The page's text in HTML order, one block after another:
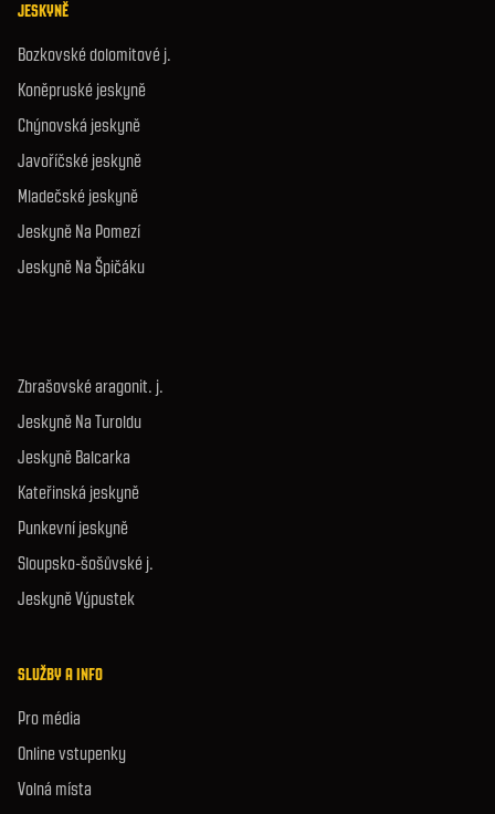
JESKYNĚ
Bozkovské dolomitové j.
Koněpruské jeskyně
Chýnovská jeskyně
Javoříčské jeskyně
Mladečské jeskyně
Jeskyně Na Pomezí
Jeskyně Na Špičáku
Zbrašovské aragonit. j.
Jeskyně Na Turoldu
Jeskyně Balcarka
Kateřinská jeskyně
Punkevní jeskyně
Sloupsko-šošůvské j.
Jeskyně Výpustek
SLUŽBY A INFO
Pro média
Online vstupenky
Volná místa